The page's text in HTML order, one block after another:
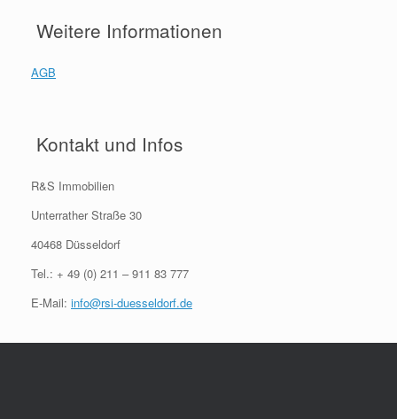
Weitere Informationen
AGB
Kontakt und Infos
R&S Immobilien
Unterrather Straße 30
40468 Düsseldorf
Tel.: + 49 (0) 211 – 911 83 777
E-Mail: info@rsi-duesseldorf.de